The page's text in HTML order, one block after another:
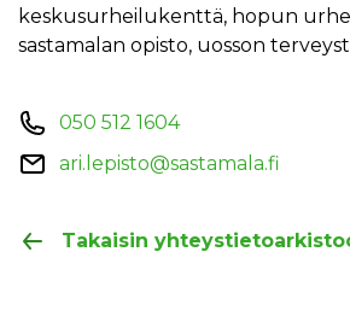
keskusurheilukenttä, hopun
sastamalan opisto, uosson
050 512 1604
ari.lepisto@sastamala.fi
Takaisin